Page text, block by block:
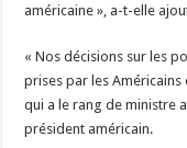
américaine », a-t-elle
« Nos décisions sur les
prises par les Américains
qui a le rang de ministre
président américain.